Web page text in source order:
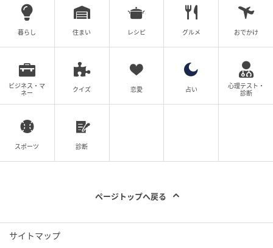
ベビーカレンダー
暮らし 住まい レシピ グルメ おでかけ
ビジネス・マ
ネー
クイズ 恋愛 占い
心理テスト・
診断
スポーツ 診断
ページトップへ戻る
サイトマップ